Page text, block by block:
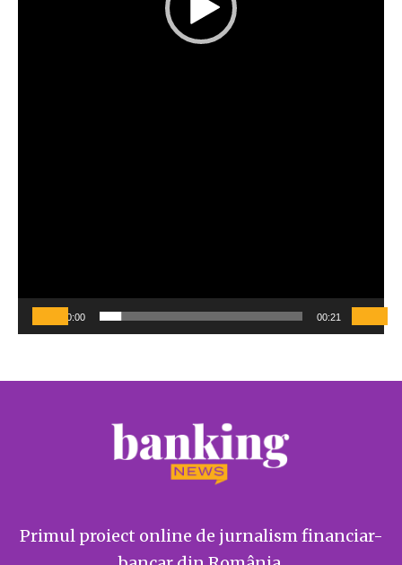
00:00 00:21
Primul proiect online de jurnalism financiar-